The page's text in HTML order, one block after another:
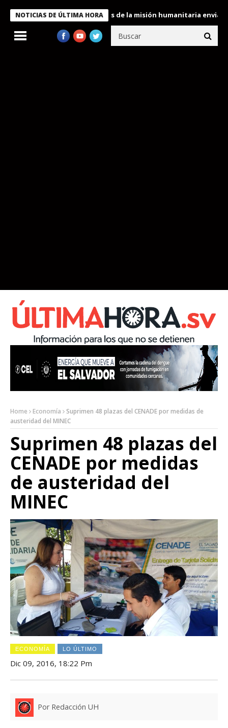
NOTICIAS DE ÚLTIMA HORA
condecora a miembros de la misión humanitaria enviada a
Home Economía
Suprimen 48 plazas del CENADE por medidas de
austeridad del MINEC
Suprimen 48 plazas del
CENADE por medidas
de austeridad del
MINEC
ECONOMÍA LO ÚLTIMO
Dic 09, 2016, 18:22 Pm
Por Redacción UH